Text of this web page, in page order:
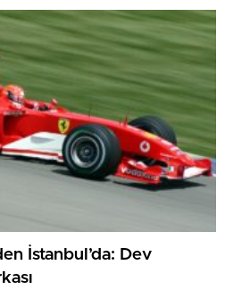
İstanbul’da: Dev